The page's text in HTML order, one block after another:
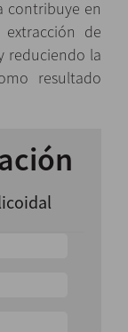
contribuye en
de
reduciendo la
resultado